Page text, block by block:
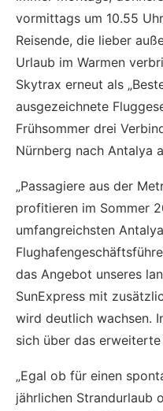
vormittags um 10.55
Reisende, die lieber
Urlaub im Warmen
Skytrax erneut als
ausgezeichnete
Frühsommer drei
Nürnberg nach Antalya
„Passagiere aus der
profitieren im Sommer
umfangreichsten
das Angebot unseres
SunExpress mit
wird deutlich wachsen.
sich über das
„Egal ob für einen
jährlichen Strandurlaub